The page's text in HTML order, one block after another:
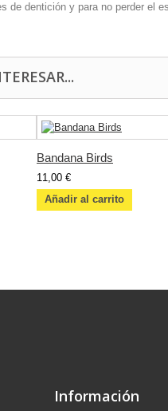
de dentición y para no perder el
Bandana Birds
11,00 €
Añadir al carrito
Información